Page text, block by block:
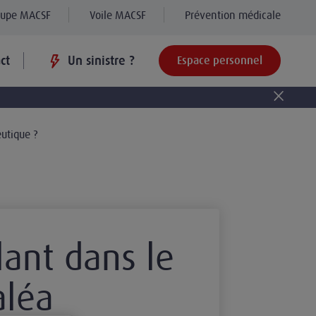
MACSF Voile MACSF Prévention médicale
Un sinistre ? Espace personnel
?
dans le